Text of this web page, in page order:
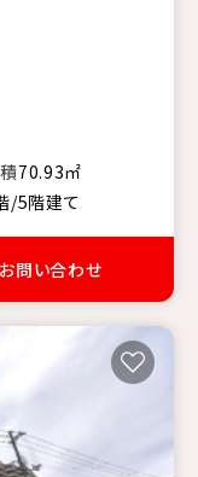
70.93㎡
/5階建て
お問い合わせ